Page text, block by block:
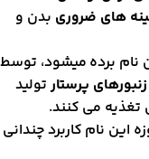
های ضروریبدن و
نام برده میشود، توسط
پرستارتولید
تغذیه می کنند.
این نام کاربرد چندانی